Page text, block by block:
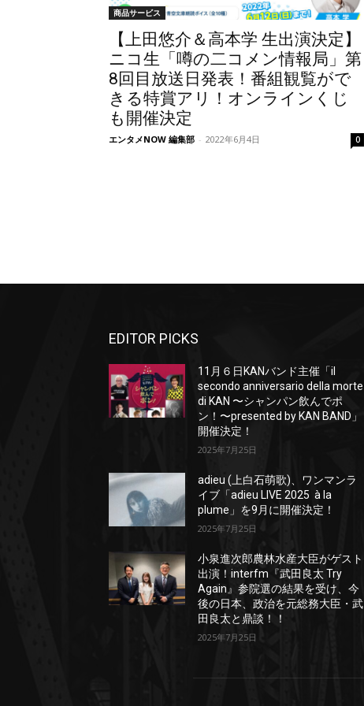
商品サービス
【上田悠介＆高本学 生出演決定】
ニコ生「噂の二コメン情報局」第
8回目放送日発表！番組観覧がで
きる特賞アリ！オンラインくじ
も開催決定
エンタメNOW 編集部 - 2022年6月4日 0
EDITOR PICKS
11月６日KANバンド主催「il
secondo anniversario della morte
di KAN 〜シャンパン飲んでポ
ン！〜presented by KAN BAND」
開催決定！
2025年7月25日
adieu (上白石萌歌)、ワンマンラ
イブ「adieu LIVE 2025 à la
plume」を9月に開催決定！
2025年7月25日
小泉進次郎農林水産大臣がゲスト
出演！interfm『武田良太 Try
Again』参院選の結果を受け、今
後の日本、政治を元総務大臣・武
田良太と鼎談！！
2025年7月25日